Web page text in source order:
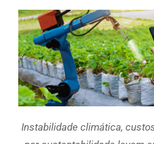
Instabilidade climática,